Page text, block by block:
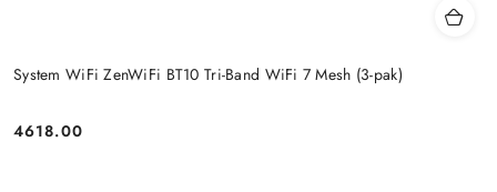
System WiFi ZenWiFi BT10 Tri-Band WiFi 7 Mesh (3-pak)
Price:
4618.00